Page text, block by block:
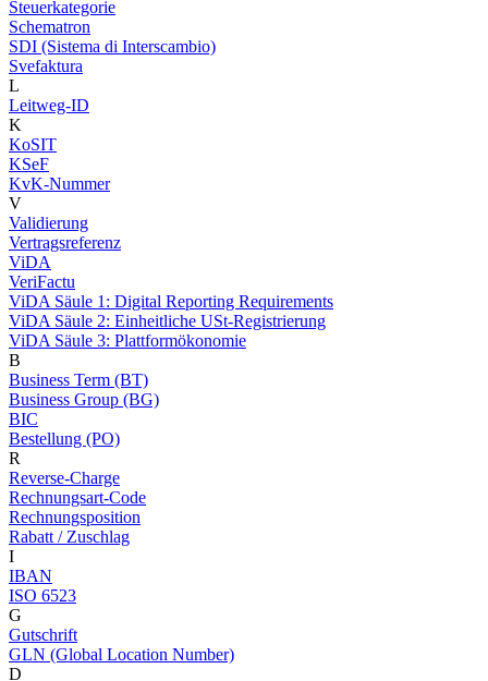
Steuerkategorie
Schematron
SDI (Sistema di Interscambio)
Svefaktura
L
Leitweg-ID
K
KoSIT
KSeF
KvK-Nummer
V
Validierung
Vertragsreferenz
ViDA
VeriFactu
ViDA Säule 1: Digital Reporting Requirements
ViDA Säule 2: Einheitliche USt-Registrierung
ViDA Säule 3: Plattformökonomie
B
Business Term (BT)
Business Group (BG)
BIC
Bestellung (PO)
R
Reverse-Charge
Rechnungsart-Code
Rechnungsposition
Rabatt / Zuschlag
I
IBAN
ISO 6523
G
Gutschrift
GLN (Global Location Number)
D